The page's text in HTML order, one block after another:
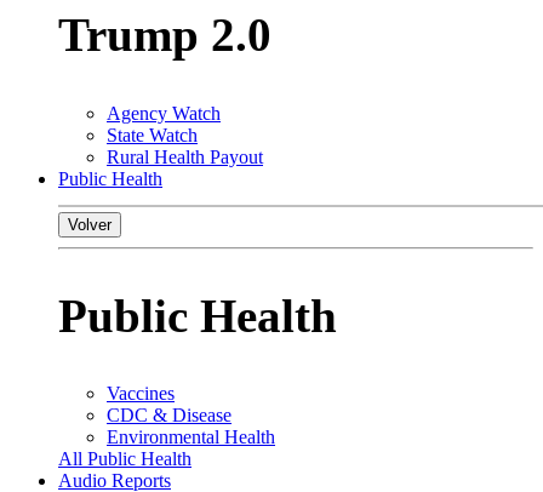
Trump 2.0
Agency Watch
State Watch
Rural Health Payout
Public Health
Volver
Public Health
Vaccines
CDC & Disease
Environmental Health
All Public Health
Audio Reports